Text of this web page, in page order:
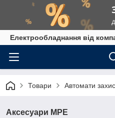
Електрообладнання від
Товари Автомати
Аксесуари MPE